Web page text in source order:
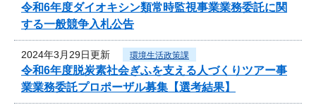
令和6年度ダイオキシン類常時監視事業業務委託に関
する一般競争入札公告
2024年3月29日更新 環境生活政策課
令和6年度脱炭素社会ぎふを支える人づくりツアー事
業業務委託プロポーザル募集【選考結果】